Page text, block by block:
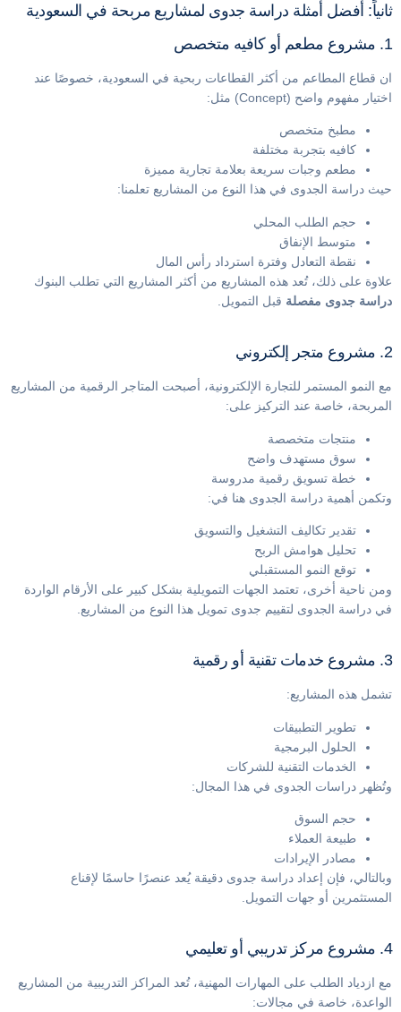
ثانياً: أفضل أمثلة دراسة جدوى لمشاريع مربحة في السعودية
1. مشروع مطعم أو كافيه متخصص
ان قطاع المطاعم من أكثر القطاعات ربحية في السعودية، خصوصًا عند
اختيار مفهوم واضح (Concept) مثل:
مطبخ متخصص
كافيه بتجربة مختلفة
مطعم وجبات سريعة بعلامة تجارية مميزة
حيث دراسة الجدوى في هذا النوع من المشاريع تعلمنا:
حجم الطلب المحلي
متوسط الإنفاق
نقطة التعادل وفترة استرداد رأس المال
علاوة على ذلك، تُعد هذه المشاريع من أكثر المشاريع التي تطلب البنوك
دراسة جدوى مفصلة قبل التمويل.
2. مشروع متجر إلكتروني
مع النمو المستمر للتجارة الإلكترونية، أصبحت المتاجر الرقمية من المشاريع
المربحة، خاصة عند التركيز على:
منتجات متخصصة
سوق مستهدف واضح
خطة تسويق رقمية مدروسة
وتكمن أهمية دراسة الجدوى هنا في:
تقدير تكاليف التشغيل والتسويق
تحليل هوامش الربح
توقع النمو المستقبلي
ومن ناحية أخرى، تعتمد الجهات التمويلية بشكل كبير على الأرقام الواردة
في دراسة الجدوى لتقييم جدوى تمويل هذا النوع من المشاريع.
3. مشروع خدمات تقنية أو رقمية
تشمل هذه المشاريع:
تطوير التطبيقات
الحلول البرمجية
الخدمات التقنية للشركات
وتُظهر دراسات الجدوى في هذا المجال:
حجم السوق
طبيعة العملاء
مصادر الإيرادات
وبالتالي، فإن إعداد دراسة جدوى دقيقة يُعد عنصرًا حاسمًا لإقناع
المستثمرين أو جهات التمويل.
4. مشروع مركز تدريبي أو تعليمي
مع ازدياد الطلب على المهارات المهنية، تُعد المراكز التدريبية من المشاريع
الواعدة، خاصة في مجالات: